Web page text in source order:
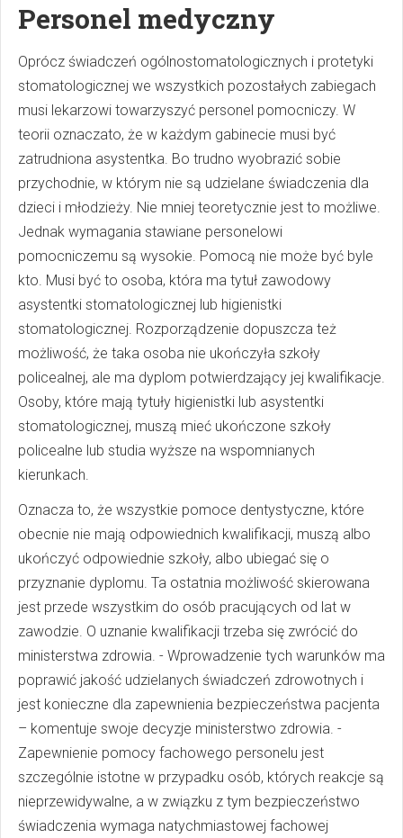
Personel medyczny
Oprócz świadczeń ogólnostomatologicznych i protetyki
stomatologicznej we wszystkich pozostałych zabiegach
musi lekarzowi towarzyszyć personel pomocniczy. W
teorii oznaczato, że w każdym gabinecie musi być
zatrudniona asystentka. Bo trudno wyobrazić sobie
przychodnie, w którym nie są udzielane świadczenia dla
dzieci i młodzieży. Nie mniej teoretycznie jest to możliwe.
Jednak wymagania stawiane personelowi
pomocniczemu są wysokie. Pomocą nie może być byle
kto. Musi być to osoba, która ma tytuł zawodowy
asystentki stomatologicznej lub higienistki
stomatologicznej. Rozporządzenie dopuszcza też
możliwość, że taka osoba nie ukończyła szkoły
policealnej, ale ma dyplom potwierdzający jej kwalifikacje.
Osoby, które mają tytuły higienistki lub asystentki
stomatologicznej, muszą mieć ukończone szkoły
policealne lub studia wyższe na wspomnianych
kierunkach.
Oznacza to, że wszystkie pomoce dentystyczne, które
obecnie nie mają odpowiednich kwalifikacji, muszą albo
ukończyć odpowiednie szkoły, albo ubiegać się o
przyznanie dyplomu. Ta ostatnia możliwość skierowana
jest przede wszystkim do osób pracujących od lat w
zawodzie. O uznanie kwalifikacji trzeba się zwrócić do
ministerstwa zdrowia. - Wprowadzenie tych warunków ma
poprawić jakość udzielanych świadczeń zdrowotnych i
jest konieczne dla zapewnienia bezpieczeństwa pacjenta
– komentuje swoje decyzje ministerstwo zdrowia. -
Zapewnienie pomocy fachowego personelu jest
szczególnie istotne w przypadku osób, których reakcje są
nieprzewidywalne, a w związku z tym bezpieczeństwo
świadczenia wymaga natychmiastowej fachowej